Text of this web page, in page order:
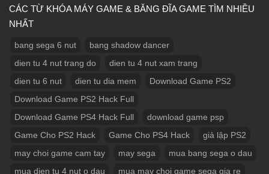
CÁC TỪ KHÓA MÁY GAME & BĂNG ĐĨA GAME TÌM NHIỀU
NHẤT
bang sega 6 nut
bang shadow dancer
dien tu 4 nut trang do
dien tu 4 nut xam trang
dien tu 6 nut
dien tu dia mem
Download Game PS2
Download Game PS2 Hack Full
Download Game PS4 Hack Full
download game psp
Game Cho PS2 Hack
Game Cho PS4 Hack
giả lập PS2
may choi game cam tay
may sega
mua bang sega o dau
mua dien tu 4 nut o dau
mua may choi game sega gia re